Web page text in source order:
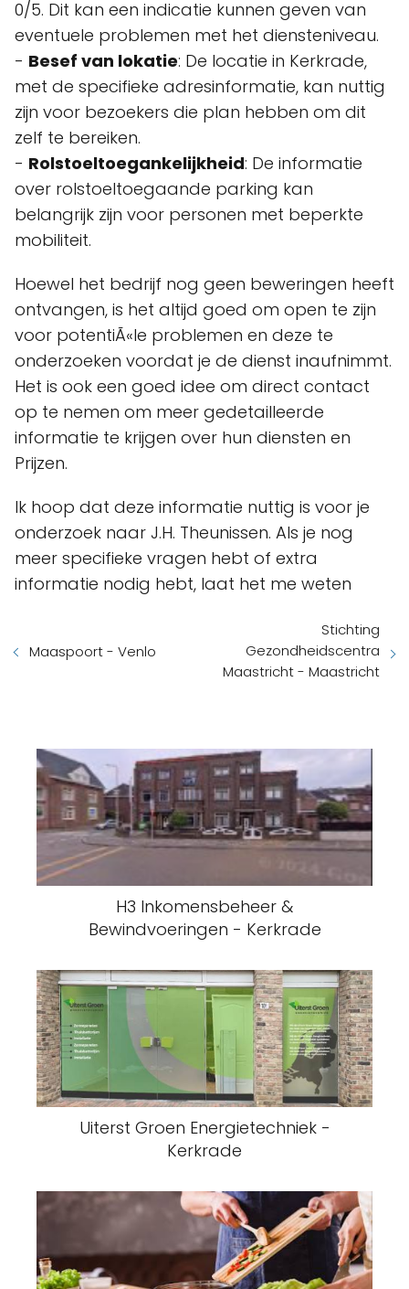
0/5. Dit kan een indicatie kunnen geven van
eventuele problemen met het diensteniveau.
- Besef van lokatie: De locatie in Kerkrade,
met de specifieke adresinformatie, kan nuttig
zijn voor bezoekers die plan hebben om dit
zelf te bereiken.
- Rolstoeltoegankelijkheid: De informatie
over rolstoeltoegaande parking kan
belangrijk zijn voor personen met beperkte
mobiliteit.
Hoewel het bedrijf nog geen beweringen heeft
ontvangen, is het altijd goed om open te zijn
voor potentiÃ«le problemen en deze te
onderzoeken voordat je de dienst inaufnimmt.
Het is ook een goed idee om direct contact
op te nemen om meer gedetailleerde
informatie te krijgen over hun diensten en
Prijzen.
Ik hoop dat deze informatie nuttig is voor je
onderzoek naar J.H. Theunissen. Als je nog
meer specifieke vragen hebt of extra
informatie nodig hebt, laat het me weten
Maaspoort - Venlo
Stichting
Gezondheidscentra
Maastricht - Maastricht
H3 Inkomensbeheer &
Bewindvoeringen - Kerkrade
Uiterst Groen Energietechniek -
Kerkrade